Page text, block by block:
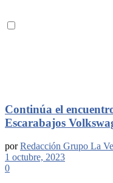
Continúa el
Escarabajos
por Redacción Grupo La
1 octubre, 2023
0